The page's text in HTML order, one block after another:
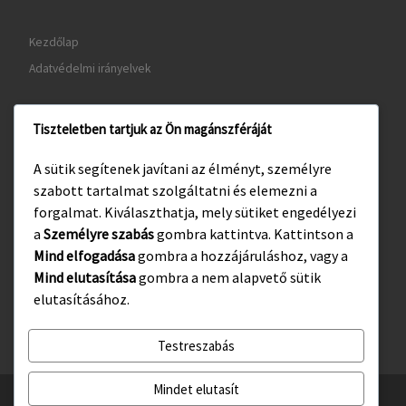
Kezdőlap
Adatvédelmi irányelvek
www.visitgyula.com
www.gyulakult.hu
Facebook Instagram
Tiszteletben tartjuk az Ön magánszféráját
A sütik segítenek javítani az élményt, személyre
szabott tartalmat szolgáltatni és elemezni a
forgalmat. Kiválaszthatja, mely sütiket engedélyezi
a Személyre szabásgombra kattintva. Kattintson a
Mind elfogadásagombra a hozzájáruláshoz, vagy a
Mind elutasításagombra a nem alapvető sütik
elutasításához.
Testreszabás
Mindet elutasít